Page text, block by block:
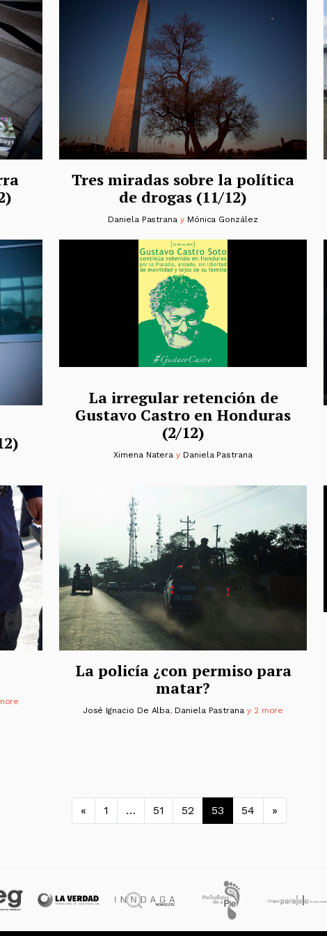
Tres miradas sobre la política
de drogas (11/12)
Daniela Pastrana y Mónica González
La irregular retención de
Gustavo Castro en Honduras
(2/12)
Ximena Natera y Daniela Pastrana
La policía ¿con permiso para
matar?
José Ignacio De Alba, Daniela Pastranay 2 more
Navegación de entradas
« 1 … 51 52 53 54 »